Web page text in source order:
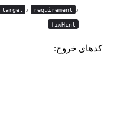
target ، requirement ،
fixHint
کدهای خروج: